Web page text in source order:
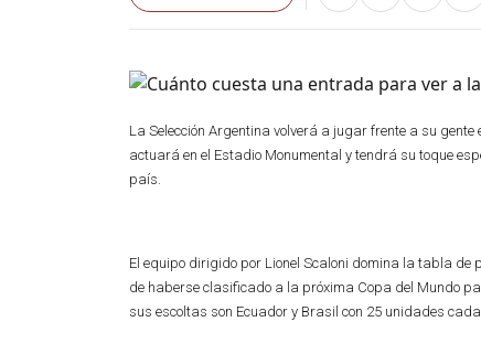
La Selección Argentina volverá a jugar frente a su
actuará en el Estadio Monumental y tendrá su toque
país.
El equipo dirigido por Lionel Scaloni domina la tabla de
de haberse clasificado a la próxima Copa del Mundo
sus escoltas son Ecuador y Brasil con 25 unidades cada